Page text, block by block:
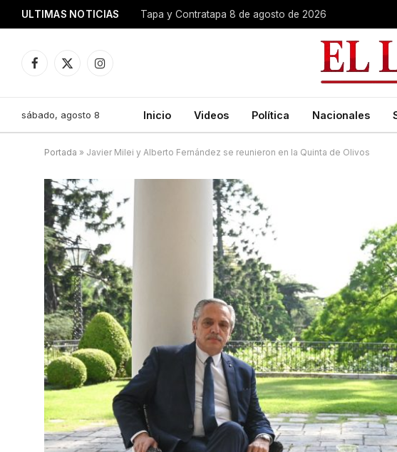
ULTIMAS NOTICIAS Tapa y Contratapa 8 de agosto de 2026
Facebook
X
Instagram
sábado, agosto 8 Inicio Videos Política Nacionales
Portada » Javier Milei y Alberto Fernández se reunieron en la Quinta de Olivos